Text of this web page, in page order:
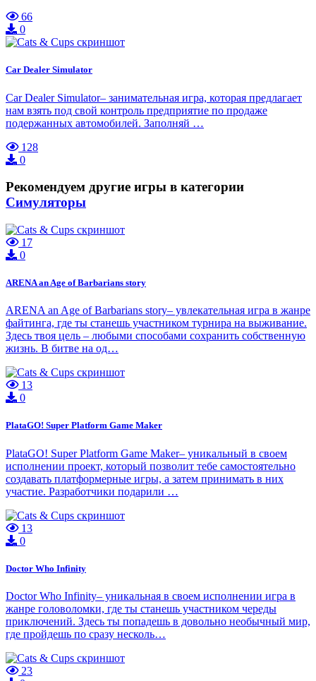
66
0
Car Dealer Simulator
Car Dealer Simulator– занимательная игра, которая предлагает
нам взять под свой контроль предприятие по продаже
подержанных автомобилей. Заполняй …
128
0
Рекомендуем другие игры в категории
Симуляторы
17
0
ARENA an Age of Barbarians story
ARENA an Age of Barbarians story– увлекательная игра в жанре
файтинга, где ты станешь участником турнира на выживание.
Здесь твоя цель – любыми способами сохранить собственную
жизнь. В битве на од…
13
0
PlataGO! Super Platform Game Maker
PlataGO! Super Platform Game Maker– уникальный в своем
исполнении проект, который позволит тебе самостоятельно
создавать платформерные игры, а затем принимать в них
участие. Разработчики подарили …
13
0
Doctor Who Infinity
Doctor Who Infinity– уникальная в своем исполнении игра в
жанре головоломки, где ты станешь участником череды
приключений. Здесь ты попадешь в довольно необычный мир,
где пройдешь по сразу несколь…
23